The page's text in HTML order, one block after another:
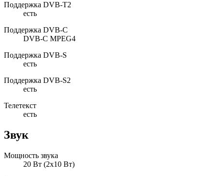
Поддержка DVB-T2
есть
Поддержка DVB-C
DVB-C MPEG4
Поддержка DVB-S
есть
Поддержка DVB-S2
есть
Телетекст
есть
Звук
Мощность звука
20 Вт (2x10 Вт)